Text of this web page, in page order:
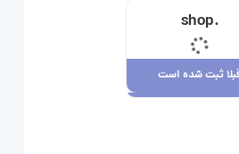
.shop
ثبت شده است